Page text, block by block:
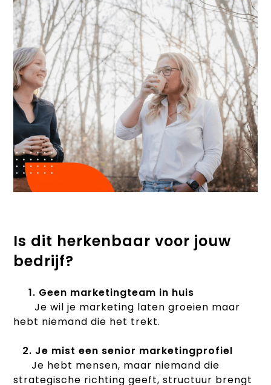
Is dit herkenbaar voor jouw
bedrijf?
1. Geen marketingteam in huis
Je wil je marketing laten groeien maar
hebt niemand die het trekt.
2. Je mist een senior marketingprofiel
Je hebt mensen, maar niemand die
strategische richting geeft, structuur brengt